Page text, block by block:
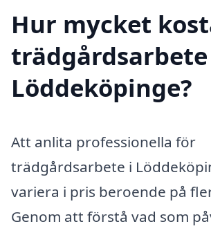
Hur mycket
Löddeköpinge?
Att anlita professionella för
trädgårdsarbete i
variera i pris beroende på
Genom att förstå vad som